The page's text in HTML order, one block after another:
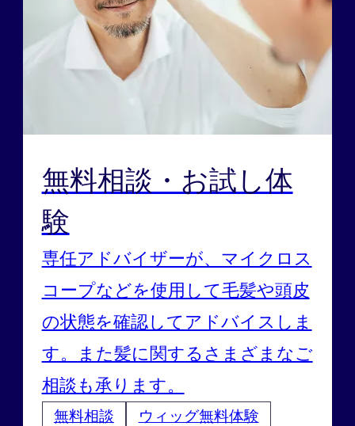
無料相談・お試し体
験
専任アドバイザーが、マイクロス
コープなどを使用して毛髪や頭皮
の状態を確認してアドバイスしま
す。また髪に関するさまざまなご
相談も承ります。
無料相談
ウィッグ無料体験